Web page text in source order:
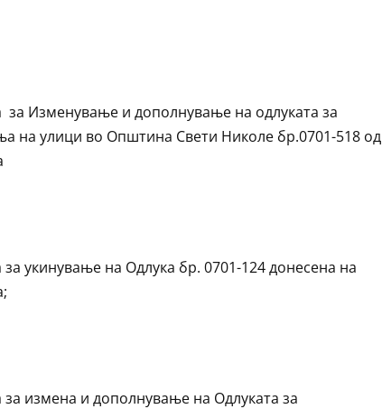
за Изменување и дополнување на одлуката за
на улици во Општина Свети Николе бр.0701-518 од
укинување на Одлука бр. 0701-124 донесена на
за измена и дополнување на Одлуката за